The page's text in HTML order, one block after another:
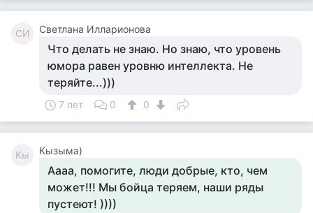
СИ Светлана Илларионова
Что делать не знаю. Но знаю, что уровень
юмора равен уровню интеллекта. Не
теряйте...)))
7 лет 0 0
Кы Кызыма)
Аааа, помогите, люди добрые, кто, чем
может!!! Мы бойца теряем, наши ряды
пустеют! ))))